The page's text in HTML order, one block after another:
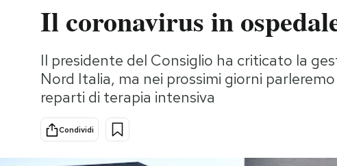
Consumismi
Storie/Idee
Ok Boomer!
Europa
Il coronavirus in
Il presidente del Consiglio ha criticato la
Nord Italia, ma nei prossimi giorni
reparti di terapia intensiva
Condividi